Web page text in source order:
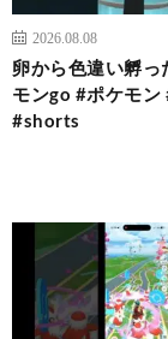
2026.08.08
卵から色違い孵っ
モンgo #ポケモン
#shorts